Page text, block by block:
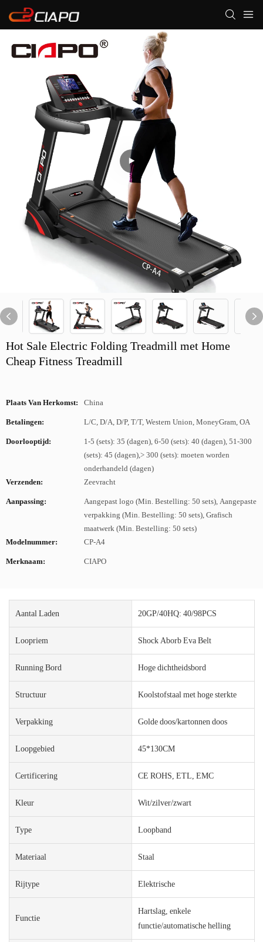
Hot Sale Electric Folding Treadmill met Home
Cheap Fitness Treadmill
Plaats Van Herkomst: China
Betalingen: L/C, D/A, D/P, T/T, Western Union, MoneyGram, OA
Doorlooptijd:
1-5 (sets): 35 (dagen), 6-50 (sets): 40 (dagen), 51-300
(sets): 45 (dagen),> 300 (sets): moeten worden
onderhandeld (dagen)
Verzenden:
Zeevracht
Aanpassing:
Aangepast logo (Min. Bestelling: 50 sets), Aangepaste
verpakking (Min. Bestelling: 50 sets), Grafisch
maatwerk (Min. Bestelling: 50 sets)
Modelnummer:
CP-A4
Merknaam: CIAPO
Aantal Laden 20GP/40HQ: 40/98PCS
Loopriem Shock Aborb Eva Belt
Running Bord Hoge dichtheidsbord
Structuur Koolstofstaal met hoge sterkte
Verpakking Golde doos/kartonnen doos
Loopgebied 45*130CM
Certificering CE ROHS, ETL, EMC
Kleur Wit/zilver/zwart
Type Loopband
Materiaal Staal
Rijtype Elektrische
Functie
Hartslag, enkele
functie/automatische helling